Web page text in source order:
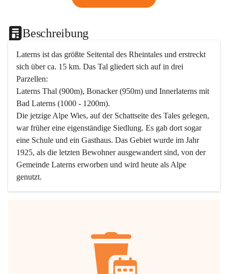
Beschreibung
Laterns ist das größte Seitental des Rheintales und erstreckt
sich über ca. 15 km. Das Tal gliedert sich auf in drei
Parzellen:
Laterns Thal (900m), Bonacker (950m) und Innerlaterns mit
Bad Laterns (1000 - 1200m).
Die jetzige Alpe Wies, auf der Schattseite des Tales gelegen,
war früher eine eigenständige Siedlung. Es gab dort sogar
eine Schule und ein Gasthaus. Das Gebiet wurde im Jahr
1925, als die letzten Bewohner ausgewandert sind, von der
Gemeinde Laterns erworben und wird heute als Alpe
genutzt.